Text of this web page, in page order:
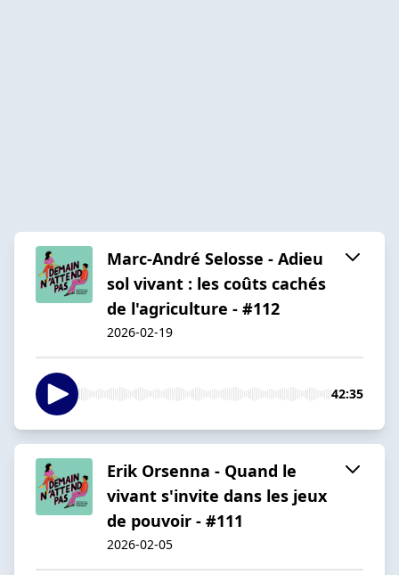
Marc-André Selosse - Adieu
sol vivant : les coûts cachés
de l'agriculture - #112
2026-02-19
42:35
Erik Orsenna - Quand le
vivant s'invite dans les jeux
de pouvoir - #111
2026-02-05